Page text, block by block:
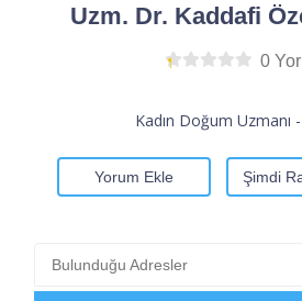
Uzm. Dr. Kaddafi
0
Kadın Doğum Uzmanı
Yorum Ekle Şimdi
Bulunduğu Adresler